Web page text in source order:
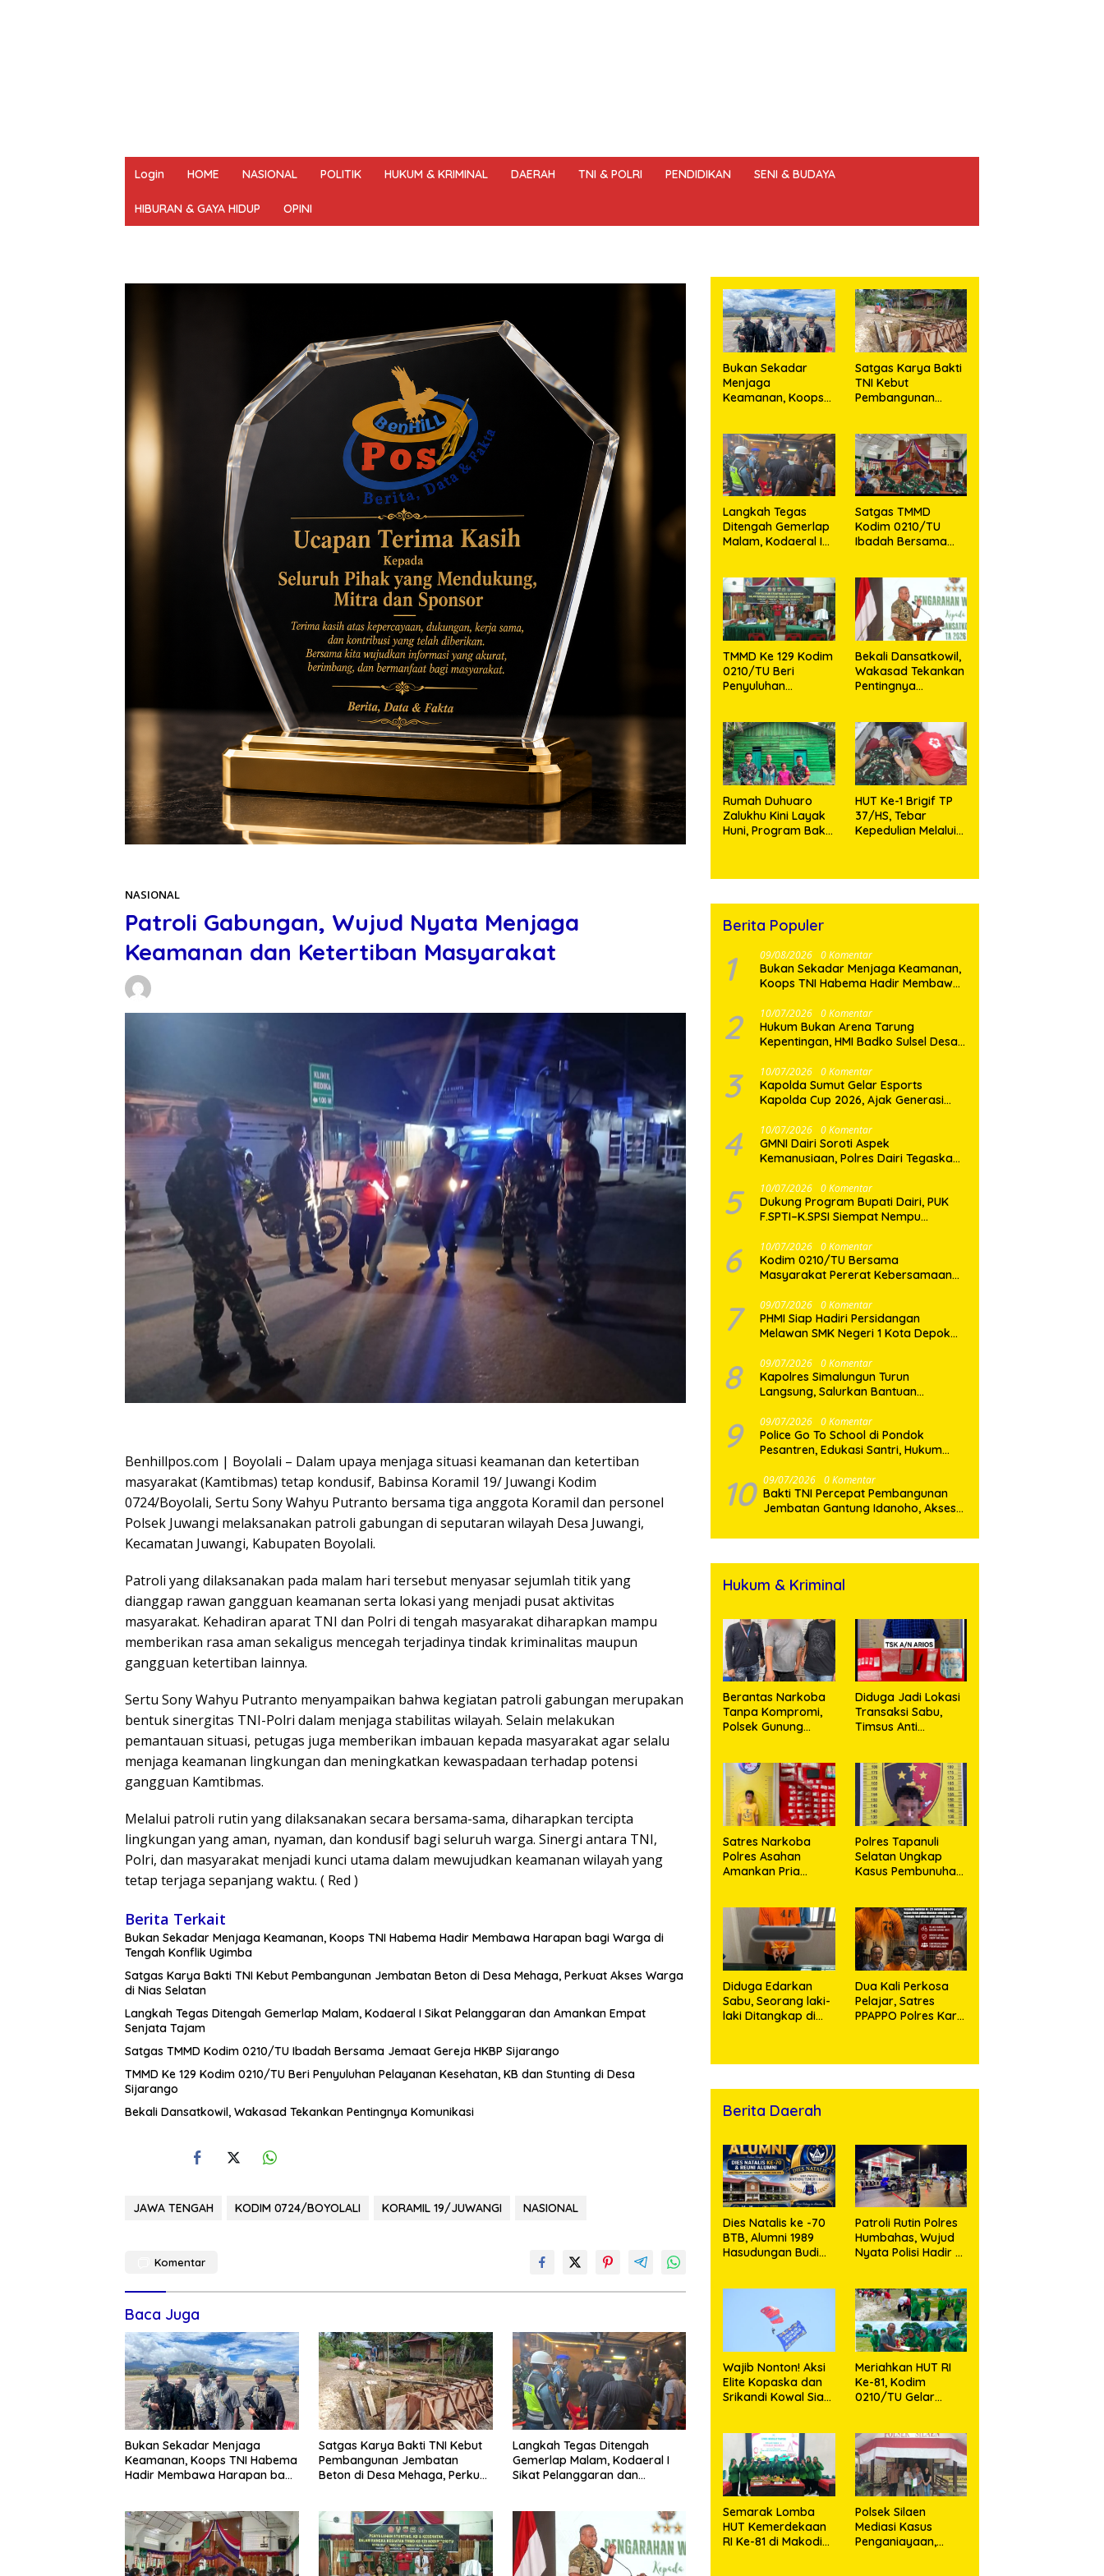
Login HOME NASIONAL POLITIK HUKUM & KRIMINAL DAERAH TNI & POLRI PENDIDIKAN SENI & BUDAYA
HIBURAN & GAYA HIDUP OPINI
NASIONAL
Patroli Gabungan, Wujud Nyata Menjaga
Keamanan dan Ketertiban Masyarakat
Benhillpos.com | Boyolali – Dalam upaya menjaga situasi keamanan dan ketertiban
masyarakat (Kamtibmas) tetap kondusif, Babinsa Koramil 19/ Juwangi Kodim
0724/Boyolali, Sertu Sony Wahyu Putranto bersama tiga anggota Koramil dan personel
Polsek Juwangi melaksanakan patroli gabungan di seputaran wilayah Desa Juwangi,
Kecamatan Juwangi, Kabupaten Boyolali.
Patroli yang dilaksanakan pada malam hari tersebut menyasar sejumlah titik yang
dianggap rawan gangguan keamanan serta lokasi yang menjadi pusat aktivitas
masyarakat. Kehadiran aparat TNI dan Polri di tengah masyarakat diharapkan mampu
memberikan rasa aman sekaligus mencegah terjadinya tindak kriminalitas maupun
gangguan ketertiban lainnya.
Sertu Sony Wahyu Putranto menyampaikan bahwa kegiatan patroli gabungan merupakan
bentuk sinergitas TNI-Polri dalam menjaga stabilitas wilayah. Selain melakukan
pemantauan situasi, petugas juga memberikan imbauan kepada masyarakat agar selalu
menjaga keamanan lingkungan dan meningkatkan kewaspadaan terhadap potensi
gangguan Kamtibmas.
Melalui patroli rutin yang dilaksanakan secara bersama-sama, diharapkan tercipta
lingkungan yang aman, nyaman, dan kondusif bagi seluruh warga. Sinergi antara TNI,
Polri, dan masyarakat menjadi kunci utama dalam mewujudkan keamanan wilayah yang
tetap terjaga sepanjang waktu. ( Red )
Berita Terkait
Bukan Sekadar Menjaga Keamanan, Koops TNI Habema Hadir Membawa Harapan bagi Warga di
Tengah Konflik Ugimba
Satgas Karya Bakti TNI Kebut Pembangunan Jembatan Beton di Desa Mehaga, Perkuat Akses Warga
di Nias Selatan
Langkah Tegas Ditengah Gemerlap Malam, Kodaeral I Sikat Pelanggaran dan Amankan Empat
Senjata Tajam
Satgas TMMD Kodim 0210/TU Ibadah Bersama Jemaat Gereja HKBP Sijarango
TMMD Ke 129 Kodim 0210/TU Beri Penyuluhan Pelayanan Kesehatan, KB dan Stunting di Desa
Sijarango
Bekali Dansatkowil, Wakasad Tekankan Pentingnya Komunikasi
JAWA TENGAH KODIM 0724/BOYOLALI KORAMIL 19/JUWANGI NASIONAL
Komentar
Baca Juga
Bukan Sekadar Menjaga
Keamanan, Koops TNI Habema
Hadir Membawa Harapan bagi
Satgas Karya Bakti TNI Kebut
Pembangunan Jembatan
Beton di Desa Mehaga, Perkuat
Langkah Tegas Ditengah
Gemerlap Malam, Kodaeral I
Sikat Pelanggaran dan
Bukan Sekadar
Menjaga
Keamanan, Koops
bagi Warga di
Tengah Konflik
Ugimba
Satgas Karya Bakti
TNI Kebut
Pembangunan
Perkuat Akses
Warga di Nias
Selatan
Langkah Tegas
Ditengah Gemerlap
Malam, Kodaeral I
Empat Senjata
Tajam
Satgas TMMD
Kodim 0210/TU
Ibadah Bersama
TMMD Ke 129 Kodim
0210/TU Beri
Penyuluhan
Stunting di Desa
Sijarango
Bekali Dansatkowil,
Wakasad Tekankan
Pentingnya
Rumah Duhuaro
Zalukhu Kini Layak
Huni, Program Bakti
HUT Ke-1 Brigif TP
37/HS, Tebar
Kepedulian Melalui
Membutuhkan
Berita Populer
1 09/08/2026 0 Komentar
Bukan Sekadar Menjaga Keamanan,
Koops TNI Habema Hadir Membawa
Konflik Ugimba
2 10/07/2026 0 Komentar
Hukum Bukan Arena Tarung
Kepentingan, HMI Badko Sulsel Desak
3 10/07/2026 0 Komentar
Kapolda Sumut Gelar Esports
Kapolda Cup 2026, Ajak Generasi
Kenakalan Remaja
4 10/07/2026 0 Komentar
GMNI Dairi Soroti Aspek
Kemanusiaan, Polres Dairi Tegaskan
5 10/07/2026 0 Komentar
Dukung Program Bupati Dairi, PUK
F.SPTI–K.SPSI Siempat Nempu
Royong Perbaikan Jalan Desa
6 10/07/2026 0 Komentar
Kodim 0210/TU Bersama
Masyarakat Pererat Kebersamaan
Semangat di Keseruan Nobar Piala
Dunia 2026
7 09/07/2026 0 Komentar
PHMI Siap Hadiri Persidangan
Melawan SMK Negeri 1 Kota Depok
Penggunaan Dana BOS Berkisar 6,9
Miliar
8 09/07/2026 0 Komentar
Kapolres Simalungun Turun
Langsung, Salurkan Bantuan
Puting Beliung di Pematang Bandar
9 09/07/2026 0 Komentar
Police Go To School di Pondok
Pesantren, Edukasi Santri, Hukum
Muda
10 09/07/2026 0 Komentar
Bakti TNI Percepat Pembangunan
Jembatan Gantung Idanoho, Akses
Pulih
Hukum & Kriminal
Berantas Narkoba
Tanpa Kompromi,
Polsek Gunung
Nagori Karangsari
Diduga Jadi Lokasi
Transaksi Sabu,
Timsus Anti
Seorang Pria
dengan Barang
Bukti 63,67 Gram
Sabu
Satres Narkoba
Polres Asahan
Amankan Pria
Bukti
Polres Tapanuli
Selatan Ungkap
Kasus Pembunuhan
Anak, Pelaku
Ditangkap
Diduga Edarkan
Sabu, Seorang laki-
laki Ditangkap di
Klip
Dua Kali Perkosa
Pelajar, Satres
PPAPPO Polres Karo
Berita Daerah
Dies Natalis ke -70
BTB, Alumni 1989
Hasudungan Budi
Patroli Rutin Polres
Humbahas, Wujud
Nyata Polisi Hadir di
Wajib Nonton! Aksi
Elite Kopaska dan
Srikandi Kowal Siap
Meriahkan HUT RI
Ke-81, Kodim
0210/TU Gelar
Semarak Lomba
HUT Kemerdekaan
RI Ke-81 di Makodim
Polsek Silaen
Mediasi Kasus
Penganiayaan,